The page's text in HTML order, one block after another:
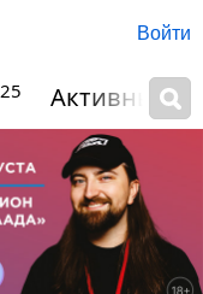
Войти
25 Активный